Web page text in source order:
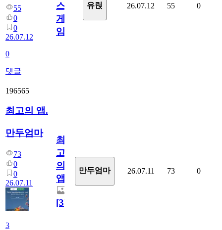
55
0
0
26.07.12
0
댓글
스
게
임?
유릱 26.07.12 55 0
196565
최고의 앱.
만두엄마
73
0
0
26.07.11
3
최
고
의
앱.
[3]
만두엄마 26.07.11 73 0